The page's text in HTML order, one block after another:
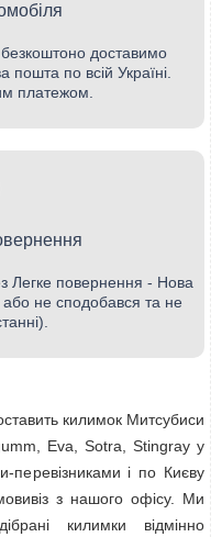
доставимо
по всій Україні.
платежом.
Легке повернення - Нова
не сподобався та не
килимок Митсубиси
Eva, Sotra, Stingray у
перевізниками і по Києву
з нашого офісу. Ми
килимки відмінно